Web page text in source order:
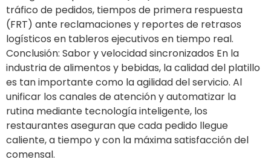
tráfico de pedidos, tiempos de primera respuesta
(FRT) ante reclamaciones y reportes de retrasos
logísticos en tableros ejecutivos en tiempo real.
Conclusión: Sabor y velocidad sincronizados En la
industria de alimentos y bebidas, la calidad del platillo
es tan importante como la agilidad del servicio. Al
unificar los canales de atención y automatizar la
rutina mediante tecnología inteligente, los
restaurantes aseguran que cada pedido llegue
caliente, a tiempo y con la máxima satisfacción del
comensal.